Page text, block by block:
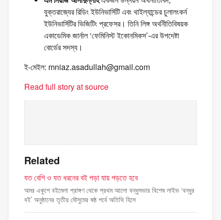
যুক্তরাজ্যের রিডিং ইউনিভার্সিটি এবং থাইল্যান্ডের চুলালংকর্ন
ইউনিভার্সিটির ভিজিটিং প্রফেসর। তিনি লিঙ্গ অর্থনীতিবিষয়ক
একাডেমিক জার্নাল ‘ফেমিনিস্ট ইকোনমিকস’-এর উপদেষ্টা
বোর্ডের সদস্য।
ই-মেইল: mniaz.asadullah@gmail.com
Read full story at source
Related
যত বেশি ও যত ধরনের বই পড়া যায় পড়তে হবে
অমর একুশে বইমেলা প্রাঙ্গণ থেকে প্রথম আলো বন্ধুসভার বিশেষ লাইভ ‘বন্ধুর
বই’ অনুষ্ঠানের তৃতীয় মৌসুমের ষষ্ঠ পর্বে অতিথি হিসে